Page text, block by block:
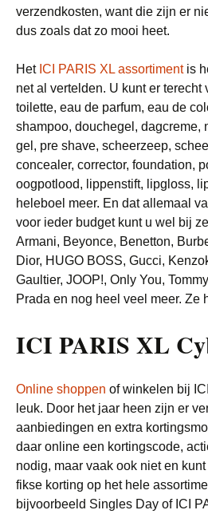
verzendkosten, want die zijn er
dus zoals dat zo mooi heet.
Het ICI PARIS XL assortimentis
net al vertelden. U kunt er terecht
toilette, eau de parfum, eau de
shampoo, douchegel, dagcreme,
gel, pre shave, scheerzeep,
concealer, corrector, foundation,
oogpotlood, lippenstift, lipgloss,
heleboel meer. En dat allemaal
voor ieder budget kunt u wel bij
Armani, Beyonce, Benetton,
Dior, HUGO BOSS, Gucci,
Gaultier, JOOP!, Only You,
Prada en nog heel veel meer. Ze
ICI PARIS XL
Online shoppen of winkelen bij
leuk. Door het jaar heen zijn er
aanbiedingen en extra
daar online een kortingscode,
nodig, maar vaak ook niet en
fikse korting op het hele
bijvoorbeeld Singles Day of ICI